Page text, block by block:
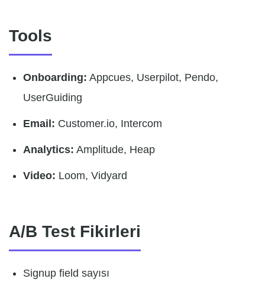
Tools
Onboarding: Appcues, Userpilot, Pendo,
UserGuiding
Email: Customer.io, Intercom
Analytics: Amplitude, Heap
Video: Loom, Vidyard
A/B Test Fikirleri
Signup field sayısı